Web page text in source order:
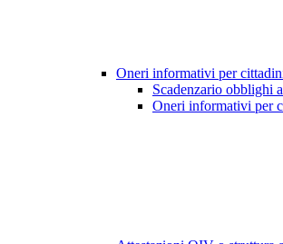
Oneri informativi per
Scadenzario obblighi
Oneri informativi per